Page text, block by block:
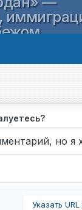
Указать